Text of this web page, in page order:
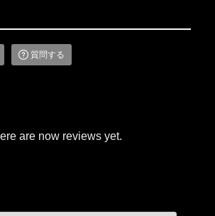
質問する
are now reviews yet.